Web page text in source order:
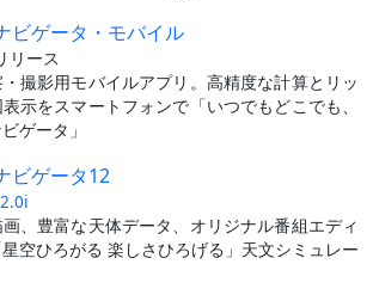
ビゲータ・モバイル
リース
撮影用モバイルアプリ。高精度な計算とリッ
示をスマートフォンで「いつでもどこでも、
ゲータ」
ビゲータ12
、豊富な天体データ、オリジナル番組エディ
空ひろがる 楽しさひろげる」天文シミュレー